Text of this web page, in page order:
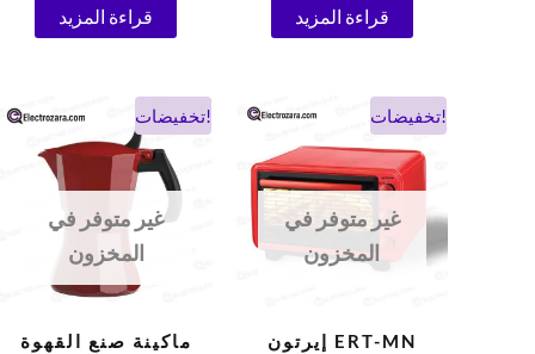
قراءة المزيد قراءة المزيد
تخفيضات!
غير متوفر في
المخزون
ماكينة صنع القهوة
السعر
الأصلي
هو:
338 DH.
السعر
الحالي
تخفيضات!
غير متوفر في
المخزون
إيرتون ERT-MN
السعر
الأصلي
هو:
900 DH.
السعر
الحالي
هو: